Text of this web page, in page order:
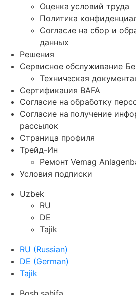
Оценка условий труда
Политика
Согласие на сбор и
данных
Решения
Сервисное обслуживание
Техническая
Сертификация BAFA
Согласие на обработку
Согласие на получение
рассылок
Страница профиля
Трейд-Ин
Ремонт Vemag
Условия подписки
Uzbek
RU
DE
Tajik
RU (Russian)
DE (German)
Tajik
Bosh sahifa